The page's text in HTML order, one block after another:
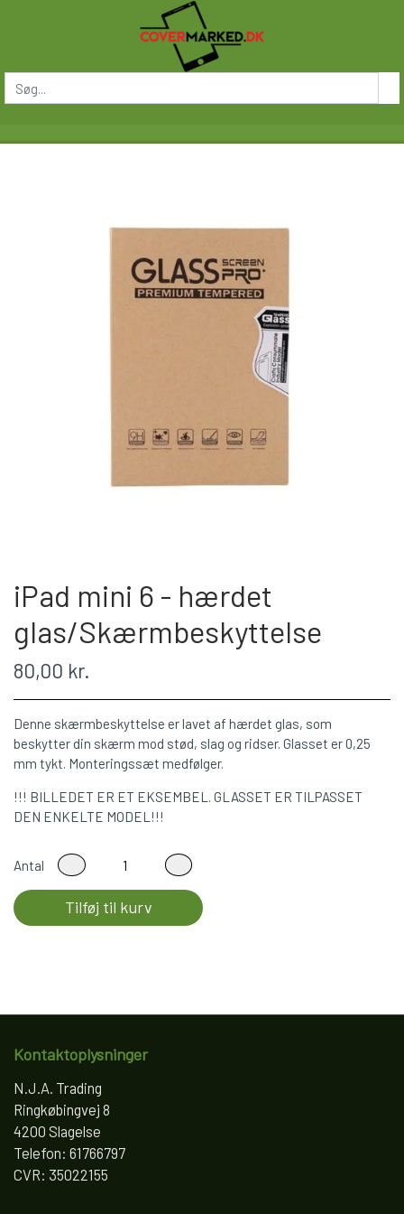
iPad mini 6 - hærdet
glas/Skærmbeskyttelse
80,00 kr.
Denne skærmbeskyttelse er lavet af hærdet glas, som
beskytter din skærm mod stød, slag og ridser. Glasset er 0,25
mm tykt. Monteringssæt medfølger.
!!! BILLEDET ER ET EKSEMBEL. GLASSET ER TILPASSET
DEN ENKELTE MODEL!!!
Antal
Tilføj til kurv
Kontaktoplysninger
N.J.A. Trading
Ringkøbingvej 8
4200 Slagelse
Telefon: 61766797
CVR: 35022155